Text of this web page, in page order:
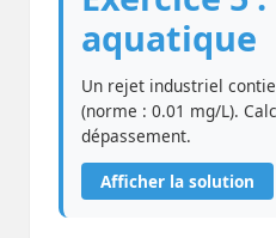
aquatique
Un rejet industriel
(norme : 0.01 mg/L).
dépassement.
Afficher la solution